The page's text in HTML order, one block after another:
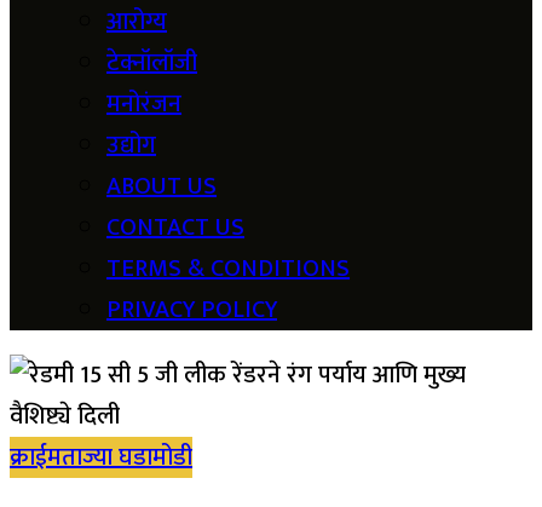
आरोग्य
टेक्नॉलॉजी
मनोरंजन
उद्योग
ABOUT US
CONTACT US
TERMS & CONDITIONS
PRIVACY POLICY
क्राईमताज्या घडामोडी